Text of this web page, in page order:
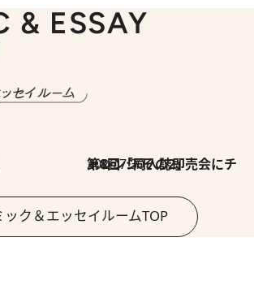
& ESSAY
2026.7.30
第8回「同人誌即売会にチャレンジ その2」
ック＆エッセイルームTOP